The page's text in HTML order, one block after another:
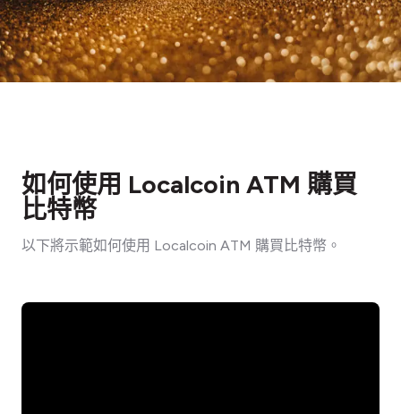
如何使用 Localcoin ATM 購買
比特幣
以下將示範如何使用 Localcoin ATM 購買比特幣。